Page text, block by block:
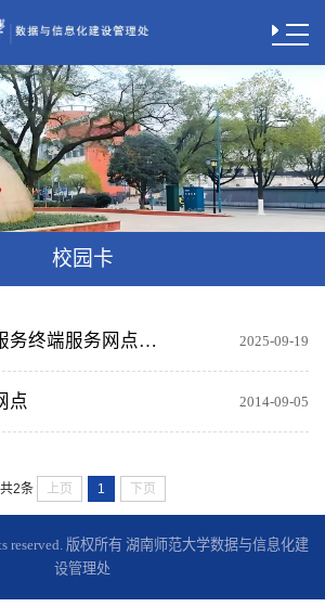
校园卡
湖南师大自助服务终端服务网点分布 2025-09-19
点 2014-09-05
共2条 上页 1 下页
reserved. 版权所有 湖南师范大学数据与信息化建
设管理处